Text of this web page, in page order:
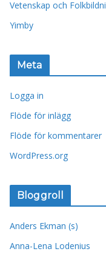
Vetenskap och
Yimby
Meta
Logga in
Flöde för inlägg
Flöde för kommentarer
WordPress.org
Bloggroll
Anders Ekman (s)
Anna-Lena Lodenius